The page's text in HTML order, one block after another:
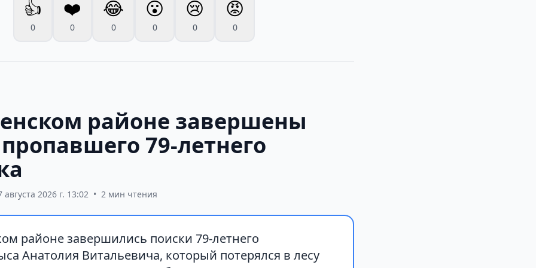
👍
0
❤️
0
😂
0
😮
0
😢
0
😡
0
районе завершены
79-летнего
августа 2026 г. 13:02 • 2 мин чтения
районе завершились поиски 79-летнего
Анатолия Витальевича, который потерялся в лесу